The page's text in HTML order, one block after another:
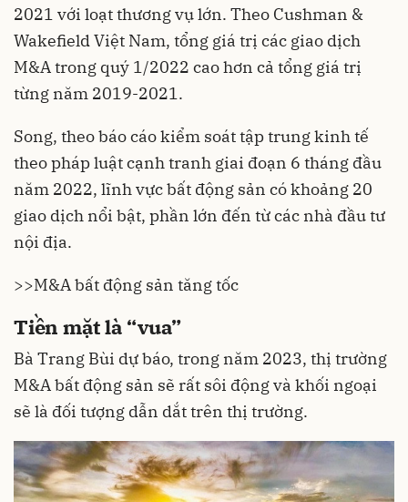
2021 với loạt thương vụ lớn. Theo Cushman &
Wakefield Việt Nam, tổng giá trị các giao dịch
M&A trong quý 1/2022 cao hơn cả tổng giá trị
từng năm 2019-2021.
Song, theo báo cáo kiểm soát tập trung kinh tế
theo pháp luật cạnh tranh giai đoạn 6 tháng đầu
năm 2022, lĩnh vực bất động sản có khoảng 20
giao dịch nổi bật, phần lớn đến từ các nhà đầu tư
nội địa.
>>M&A bất động sản tăng tốc
Tiền mặt là “vua”
Bà Trang Bùi dự báo, trong năm 2023, thị trường
M&A bất động sản sẽ rất sôi động và khối ngoại
sẽ là đối tượng dẫn dắt trên thị trường.